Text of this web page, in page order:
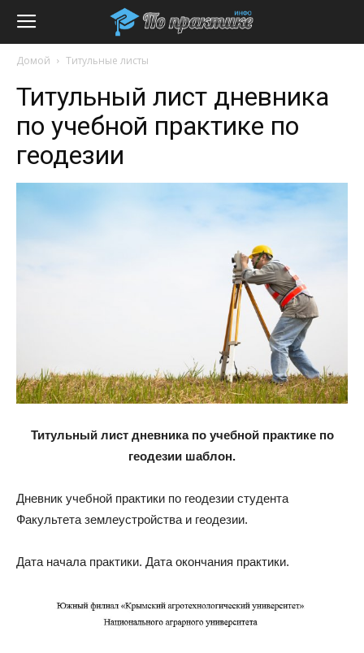
Домой Титульные листы
Титульный лист дневника
по учебной практике по
геодезии
Титульный лист дневника по учебной практике по
геодезии шаблон.
Дневник учебной практики по геодезии студента
Факультета землеустройства и геодезии.
Дата начала практики. Дата окончания практики.